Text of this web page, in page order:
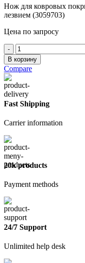
Нож для ковровых
лезвием (3059703)
Цена по запросу
Количество
товара
Нож
для
ковровых
покрытий
В корзину
Compare
Fast Shipping
Carrier information
20k products
Payment methods
24/7 Support
Unlimited help desk